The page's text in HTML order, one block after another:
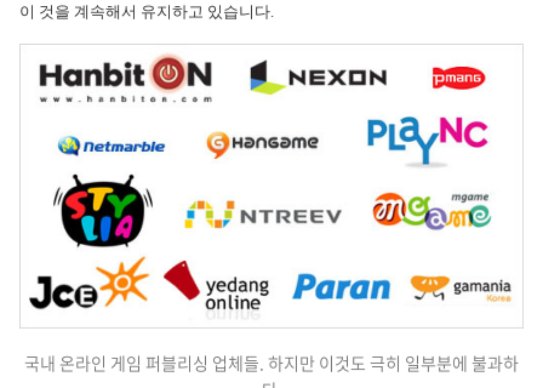
이 것을 계속해서 유지하고 있습니다.
국내 온라인 게임 퍼블리싱 업체들. 하지만 이것도 극히 일부분에 불과하